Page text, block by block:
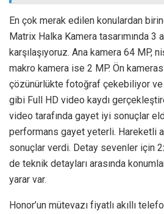
En çok merak edilen konulardan
Matrix Halka Kamera tasarımında
karşılaşıyoruz. Ana kamera 64 MP,
makro kamera ise 2 MP. Ön
çözünürlükte fotoğraf çekebiliyor ve
gibi Full HD video kaydı
video tarafında gayet iyi sonuçlar
performans gayet yeterli. Hareketli
sonuçlar verdi. Detay sevenler için
de teknik detayları arasında
yarar var.
Honor’un mütevazı fiyatlı akıllı